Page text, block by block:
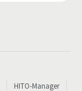
HITO-Manager